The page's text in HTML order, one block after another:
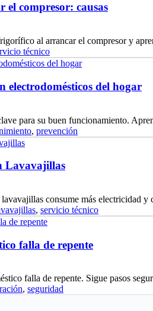
compresor: causas
al arrancar el compresor y
técnico
electrodomésticos del hogar
para su buen funcionamiento.
, prevención
Lavavajillas
consume más electricidad
, servicio técnico
falla de repente
falla de repente. Sigue pasos
, seguridad